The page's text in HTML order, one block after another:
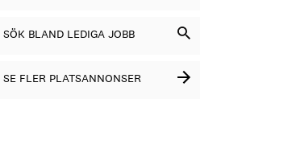
SÖK BLAND LEDIGA JOBB
SE FLER PLATSANNONSER